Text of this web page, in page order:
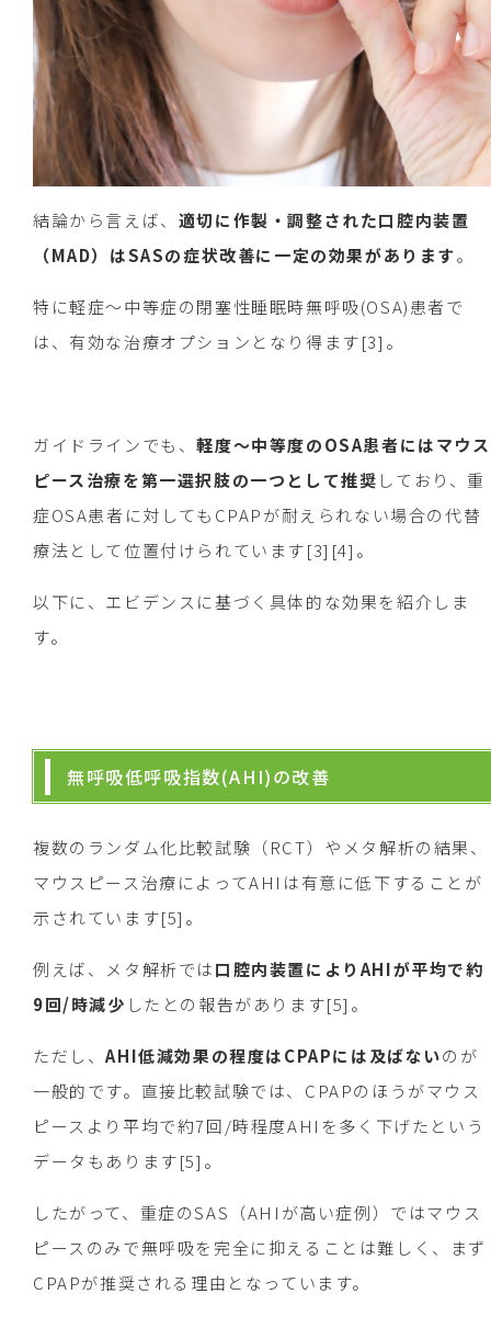
結論から言えば、 適切に作製・調整された口腔内装置
（MAD）はSASの症状改善に一定の効果があります。
特に軽症〜中等症の閉塞性睡眠時無呼吸(OSA)患者で
は、有効な治療オプションとなり得ます[3]。
ガイドラインでも、軽度〜中等度のOSA患者にはマウス
ピース治療を第一選択肢の一つとして推奨 しており、重
症OSA患者に対してもCPAPが耐えられない場合の代替
療法として位置付けられています[3][4]。
以下に、エビデンスに基づく具体的な効果を紹介しま
す。
無呼吸低呼吸指数(AHI)の改善
複数のランダム化比較試験（RCT）やメタ解析の結果、
マウスピース治療によってAHIは有意に低下することが
示されています[5]。
例えば、メタ解析では口腔内装置によりAHIが平均で約
9回/時減少 したとの報告があります[5]。
ただし、AHI低減効果の程度はCPAPには及ばないのが
一般的です。直接比較試験では、CPAPのほうがマウス
ピースより平均で約7回/時程度AHIを多く下げたという
データもあります[5]。
したがって、重症のSAS（AHIが高い症例）ではマウス
ピースのみで無呼吸を完全に抑えることは難しく、まず
CPAPが推奨される理由となっています。